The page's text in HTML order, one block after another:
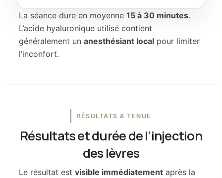
La séance dure en moyenne 15 à 30 minutes.
L’acide hyaluronique utilisé contient
généralement un anesthésiant local pour limiter
l’inconfort.
RÉSULTATS & TENUE
Résultats et durée de l’injection
des lèvres
Le résultat est visible immédiatement après la